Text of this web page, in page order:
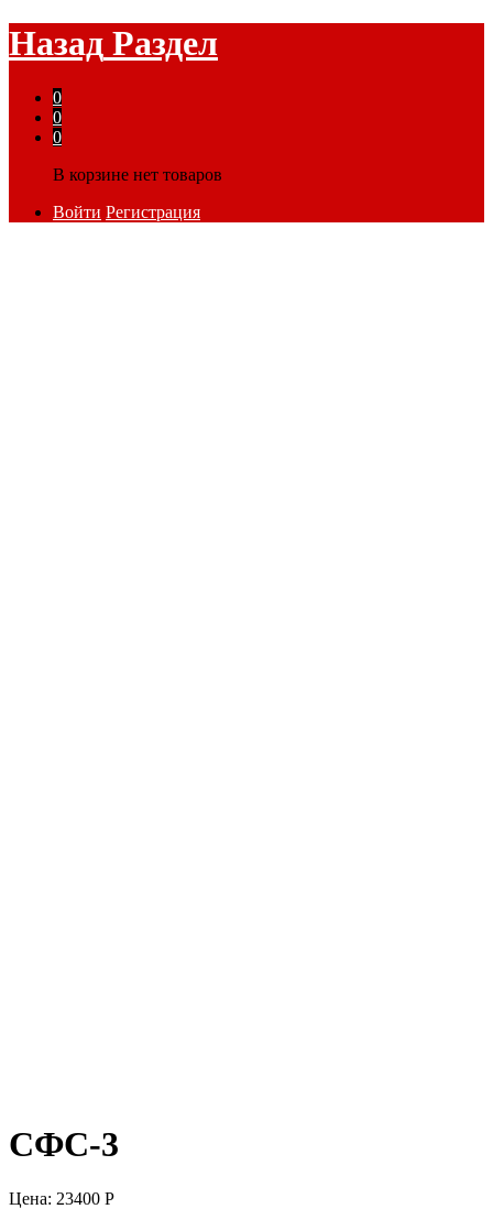
Назад Раздел
0
0
0
В корзине нет товаров
Войти Регистрация
СФС-3
Цена: 23400 Р